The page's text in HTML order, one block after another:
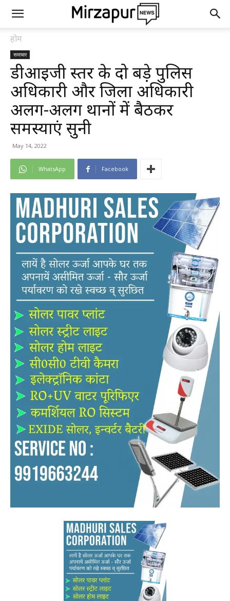
होम
समाचार
डीआईजी स्तर के दो बड़े पुलिस
अधिकारी और जिला अधिकारी
अलग-अलग थानों में बैठकर
समस्याएं सुनी
May 14, 2022
WhatsApp Facebook